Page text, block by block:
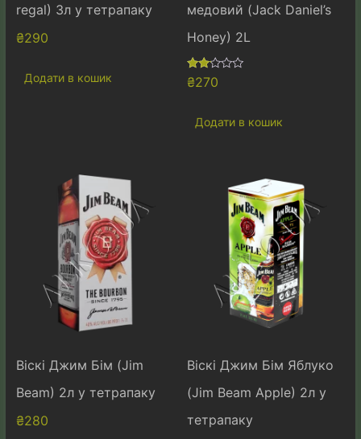
regal) 3л у тетрапаку
₴290
Додати в кошик
медовий (Jack Daniel’s
Honey) 2L
Оці
нено
з 5
₴270
Додати в кошик
Віскі Джим Бім (Jim
Beam) 2л у тетрапаку
₴280
Віскі Джим Бім Яблуко
(Jim Beam Apple) 2л у
тетрапаку